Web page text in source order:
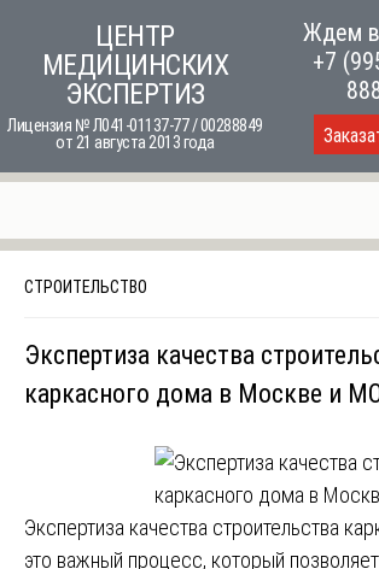
content
ЦЕНТР
МЕДИЦИНСКИХ
ЭКСПЕРТИЗ
Лицензия № Л041-01137-77 / 00288849
от 21 августа 2013 года
Ждем
+7
СТРОИТЕЛЬСТВО
Экспертиза качества
каркасного дома в Москве и
Экспертиза качества строительства
это важный процесс, который